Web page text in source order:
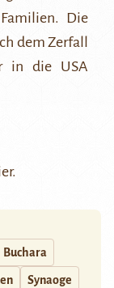
Die
dem Zerfall
in die USA
.
Buchara
Synaoge